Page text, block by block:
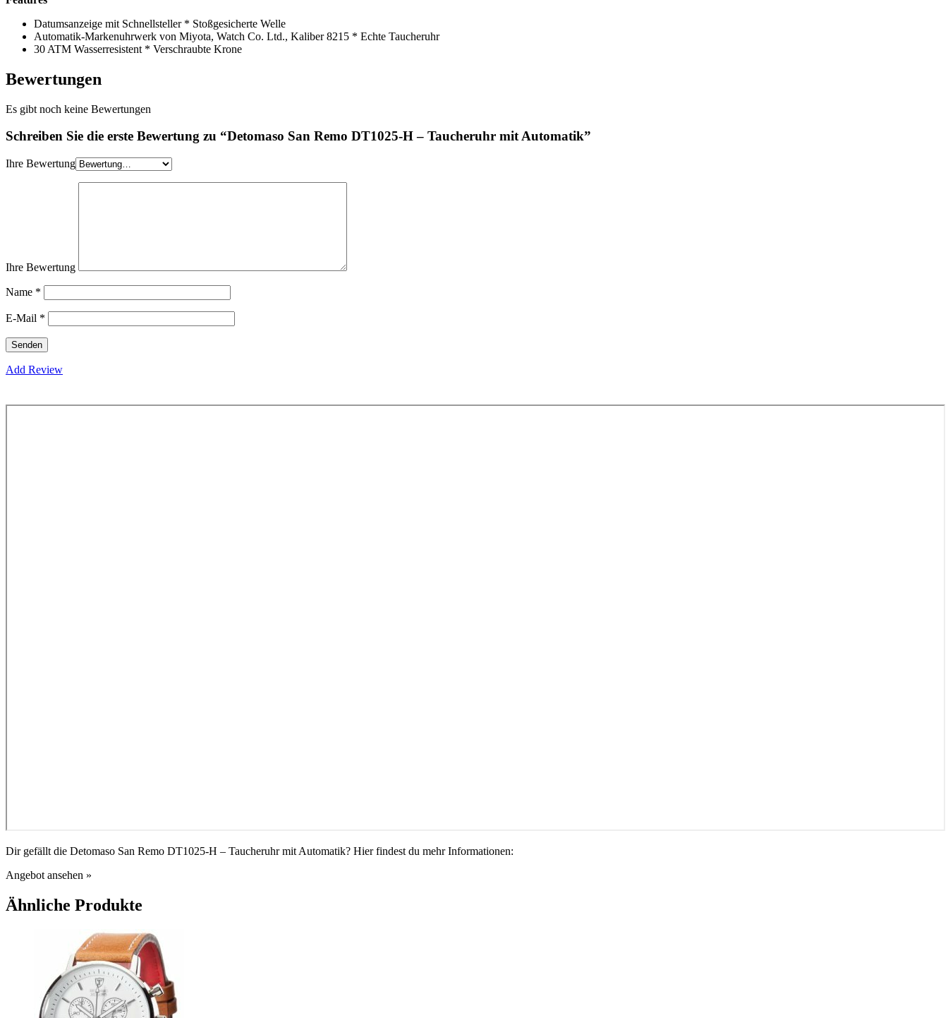
Datumsanzeige mit Schnellsteller * Stoßgesicherte Welle
Automatik-Markenuhrwerk von Miyota, Watch Co. Ltd., Kaliber 8215 * Echte Taucheruhr
30 ATM Wasserresistent * Verschraubte Krone
Bewertungen
Es gibt noch keine Bewertungen
Schreiben Sie die erste Bewertung zu “Detomaso San Remo DT1025-H – Taucheruhr mit Automatik”
Ihre Bewertung
Ihre Bewertung
Name *
E-Mail *
Add Review
Dir gefällt die Detomaso San Remo DT1025-H – Taucheruhr mit Automatik? Hier findest du mehr Informationen:
Angebot ansehen »
Ähnliche Produkte